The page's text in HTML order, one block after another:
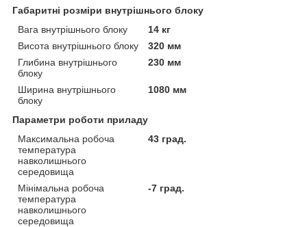
Габаритні розміри внутрішнього блоку
Вага внутрішнього блоку
14 кг
Висота внутрішнього блоку
320 мм
Глибина внутрішнього
блоку
230 мм
Ширина внутрішнього
блоку
1080 мм
Параметри роботи приладу
Максимальна робоча
температура
навколишнього
середовища
43 град.
Мінімальна робоча
температура
навколишнього
середовища
-7 град.